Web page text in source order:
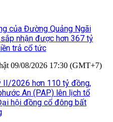
của Đường Quảng Ngãi
nhận được hơn 367 tỷ
trả cổ tức
09/08/2026 17:30 (GMT+7)
II/2026 hơn 110 tỷ đồng,
An (PAP) lên lịch tổ
hội đồng cổ đông bất